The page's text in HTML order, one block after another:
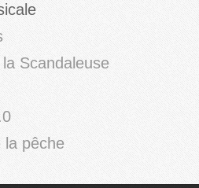
Scandaleuse
la pêche